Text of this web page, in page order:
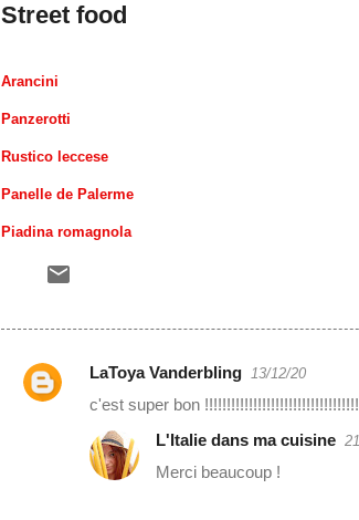
Street food
Arancini
Panzerotti
Rustico leccese
Panelle de Palerme
Piadina romagnola
C
LaToya Vanderbling 13/12/20
c'est super bon
L'Italie dans ma cuisine
Merci beaucoup !